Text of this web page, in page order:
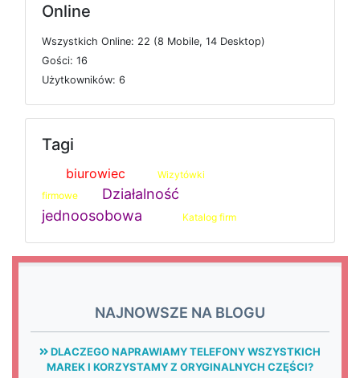
Online
Wszystkich Online: 22 (8 Mobile, 14 Desktop)
Gości: 16
Użytkowników: 6
Tagi
biurowiec
Wizytówki
firmowe
Działalność
jednoosobowa
Katalog firm
NAJNOWSZE NA BLOGU
DLACZEGO NAPRAWIAMY TELEFONY WSZYSTKICH
MAREK I KORZYSTAMY Z ORYGINALNYCH CZĘŚCI?